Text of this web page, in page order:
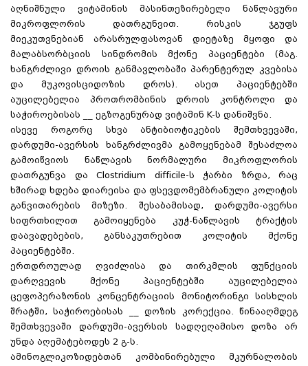
აღნიშნული ვიტამინის მასინთეზირებელი ნაწლავური
მიკროფლორის დათრგუნვით. რისკის ჯგუფს
მიეკუთვნებიან არასრულფასოვან დიეტაზე მყოფი და
მალაბსორბციის სინდრომის მქონე პაციენტები (მაგ.
ხანგრძლივი დროის განმავლობაში პარენტერულ კვებისა
და მუკოვისციდოზის დროს). ასეთ პაციენტებში
აუცილებელია პროთრომბინის დროის კონტროლი და
საჭიროებისას __ ეგზოგენურად ვიტამინ K-ს დანიშვნა.
ისევე როგორც სხვა ანტიბიოტიკების შემთხვევაში,
დარდუმი-ავერსის ხანგრძლივმა გამოყენებამ შესაძლოა
გამოიწვიოს ნაწლავის ნორმალური მიკროფლორის
დათრგუნვა და Clostridium difficile-ს ჭარბი ზრდა, რაც
ხშირად ხდება დიარეისა და ფსევდომემბრანული კოლიტის
განვითარების მიზეზი. შესაბამისად, დარდუმი-ავერსი
სიფრთხილით გამოიყენება კუჭ-ნაწლავის ტრაქტის
დაავადებების, განსაკუთრებით კოლიტის მქონე
პაციენტებში.
ერთდროულად ღვიძლისა და თირკმლის ფუნქციის
დარღვევის მქონე პაციენტებში აუცილებელია
ცეფოპერაზონის კონცენტრაციის მონიტორინგი სისხლის
შრატში, საჭიროებისას __ დოზის კორექცია. წინააღმდეგ
შემთხვევაში დარდუმი-ავერსის სადღეღამისო დოზა არ
უნდა აღემატებოდეს 2 გ-ს.
ამინოგლიკოზიდებთან კომბინირებული მკურნალობის